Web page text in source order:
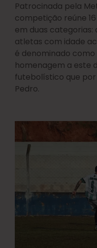
Patrocinada pela
competição reúne
em duas categorias:
atletas com idade
é denominado
homenagem a este
futebolístico que por
Pedro.